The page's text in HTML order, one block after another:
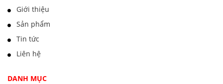
Giới thiệu
Sản phẩm
Tin tức
Liên hệ
DANH MỤC